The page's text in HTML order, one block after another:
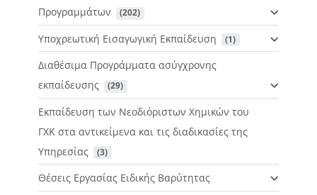
Προγραμμάτων
(202)
Υποχρεωτική Εισαγωγική Εκπαίδευση (1)
Διαθέσιμα Προγράμματα ασύγχρονης
εκπαίδευσης
(29)
Εκπαίδευση των Νεοδιόριστων Χημικών του
ΓΧΚ στα αντικείμενα και τις διαδικασίες της
Υπηρεσίας
(3)
Θέσεις Εργασίας Ειδικής Βαρύτητας